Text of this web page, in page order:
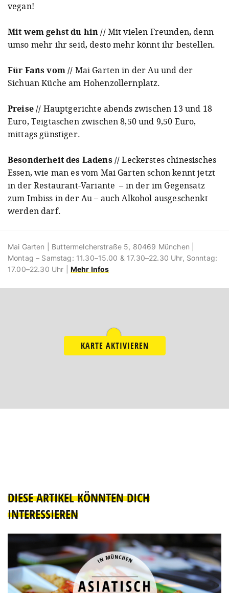
vegan!
Mit wem gehst du hin//Mit vielen Freunden, denn
umso mehr ihr seid, desto mehr könnt ihr bestellen.
Für Fans vom// Mai Garten in der Au und der
Sichuan Küche am Hohenzollernplatz.
Preise// Hauptgerichte abends zwischen 13 und 18
Euro, Teigtaschen zwischen 8,50 und 9,50 Euro,
mittags günstiger.
Besonderheit des Ladens //Leckerstes chinesisches
Essen, wie man es vom Mai Garten schon kennt jetzt
in der Restaurant-Variante – in der im Gegensatz
zum Imbiss in der Au – auch Alkohol ausgeschenkt
werden darf.
Mai Garten | Buttermelcherstraße 5, 80469 München |
Montag – Samstag: 11.30–15.00 & 17.30–22.30 Uhr, Sonntag:
17.00–22.30 Uhr | Mehr Infos
KARTE AKTIVIEREN
DIESE ARTIKEL KÖNNTEN DICH
INTERESSIEREN